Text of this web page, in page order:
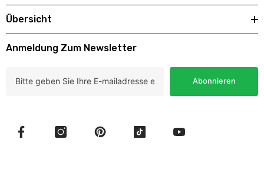
Übersicht
Anmeldung Zum Newsletter
Abonnieren